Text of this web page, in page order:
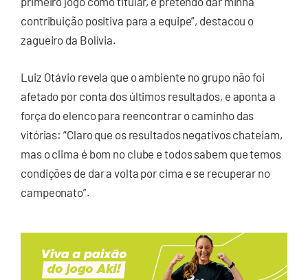
contribuição positiva para a equipe”, destacou o
zagueiro da Bolívia.
Luiz Otávio revela que o ambiente no grupo não foi
afetado por conta dos últimos resultados, e aponta a
força do elenco para reencontrar o caminho das
vitórias: “Claro que os resultados negativos chateiam,
mas o clima é bom no clube e todos sabem que temos
condições de dar a volta por cima e se recuperar no
campeonato”.